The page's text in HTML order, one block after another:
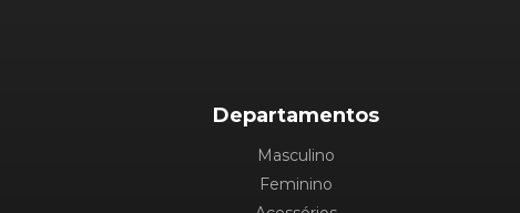
Departamentos
Masculino
Feminino